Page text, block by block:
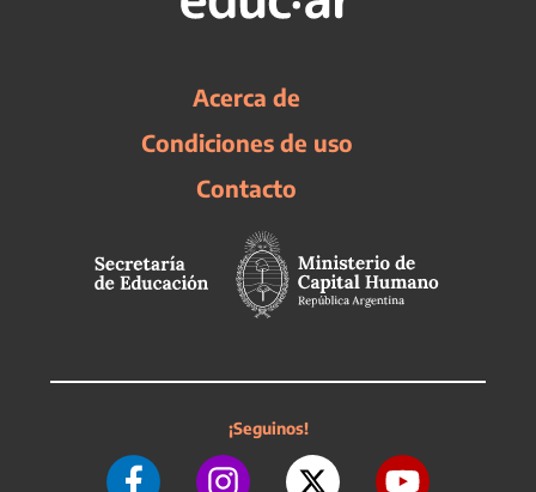
Acerca de
Condiciones de uso
Contacto
¡Seguinos!